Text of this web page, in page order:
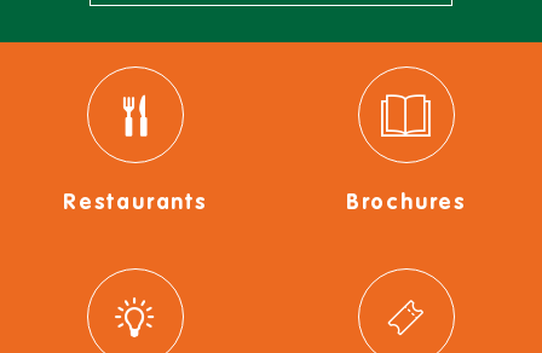
Restaurants Brochures